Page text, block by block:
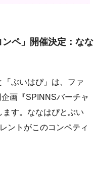
ンペ」開催決定：なな
ぶいはぴ」は、ファ
画『SPINNSバーチャ
ます。ななはぴとぶい
ントがこのコンペティ